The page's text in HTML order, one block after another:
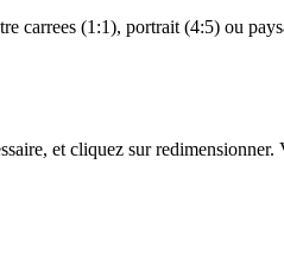
carrees (1:1), portrait (4:5) ou
et cliquez sur